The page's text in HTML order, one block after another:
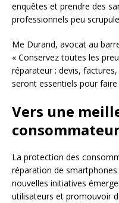
enquêtes et prendre des
professionnels peu
Me Durand, avocat au
« Conservez toutes les
réparateur : devis,
seront essentiels pour
Vers une
La protection des
réparation de
nouvelles initiatives
utilisateurs et promouvoir